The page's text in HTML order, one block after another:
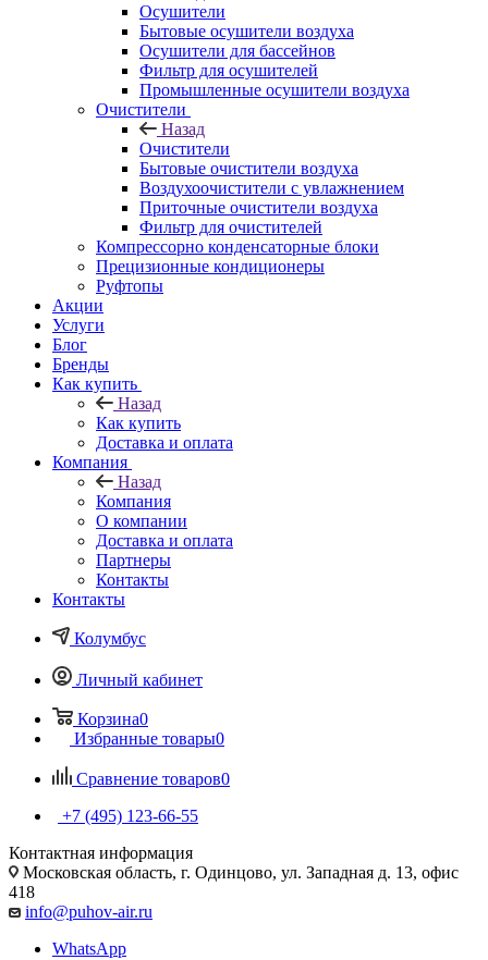
Осушители
Бытовые осушители воздуха
Осушители для бассейнов
Фильтр для осушителей
Промышленные осушители воздуха
Очистители
Назад
Очистители
Бытовые очистители воздуха
Воздухоочистители с увлажнением
Приточные очистители воздуха
Фильтр для очистителей
Компрессорно конденсаторные блоки
Прецизионные кондиционеры
Руфтопы
Акции
Услуги
Блог
Бренды
Как купить
Назад
Как купить
Доставка и оплата
Компания
Назад
Компания
О компании
Доставка и оплата
Партнеры
Контакты
Контакты
Колумбус
Личный кабинет
Корзина0
Избранные товары0
Сравнение товаров0
+7 (495) 123-66-55
Контактная информация
Московская область, г. Одинцово, ул. Западная д. 13, офис
418
info@puhov-air.ru
WhatsApp